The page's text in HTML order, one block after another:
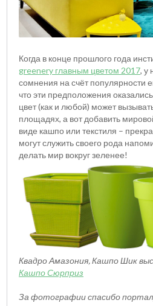
Когда в конце прошлого года
greenery главным цветом 2017, у
сомнения на счёт популярности
что эти предположения
цвет (как и любой) может
площадях, а вот добавить
виде кашпо или текстиля –
могут служить своего рода
делать мир вокруг зеленее!
Квадро Амазония,Кашпо Шик
Кашпо Сюрприз
За фотографии спасибо